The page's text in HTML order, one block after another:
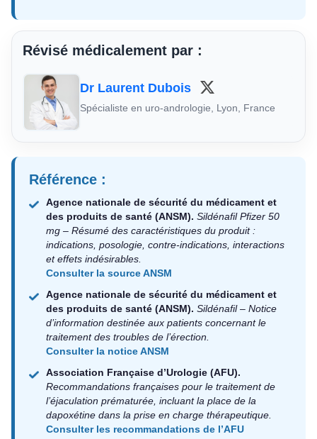
Révisé médicalement par :
Dr Laurent Dubois
Spécialiste en uro-andrologie, Lyon, France
Référence :
Agence nationale de sécurité du médicament et
des produits de santé (ANSM). Sildénafil Pfizer 50
mg – Résumé des caractéristiques du produit :
indications, posologie, contre-indications, interactions
et effets indésirables.
Consulter la source ANSM
Agence nationale de sécurité du médicament et
des produits de santé (ANSM). Sildénafil – Notice
d’information destinée aux patients concernant le
traitement des troubles de l’érection.
Consulter la notice ANSM
Association Française d’Urologie (AFU).
Recommandations françaises pour le traitement de
l’éjaculation prématurée, incluant la place de la
dapoxétine dans la prise en charge thérapeutique.
Consulter les recommandations de l’AFU